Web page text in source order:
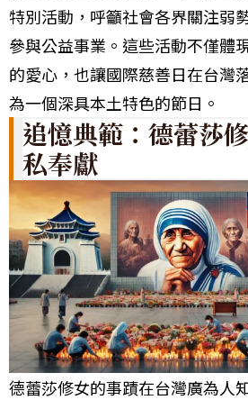
特別活動，呼籲社會各界關注弱
參與公益事業。這些活動不僅體
的愛心，也讓國際慈善日在台灣
為一個深具本土特色的節日。
追憶典範：德蕾莎
私奉獻
德蕾莎修女的事蹟在台灣廣為人